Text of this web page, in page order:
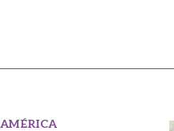
AMÉRICA